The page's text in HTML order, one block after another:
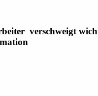
verschweigt